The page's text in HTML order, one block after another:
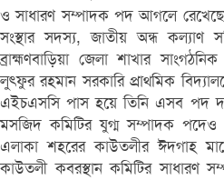
ও সাধারণ সম্পাদক পদ আগলে
সংস্থার সদস্য, জাতীয় অন্ধ কল্যাণ
ব্রাহ্মণবাড়িয়া জেলা শাখার
লুৎফুর রহমান সরকারি প্রাথমিক
এইচএসসি পাস হয়ে তিনি এসব পদ
মসজিদ কমিটির যুগ্ম সম্পাদক
এলাকা শহরের কাউতলীর ঈদগাহ
কাউতলী কবরস্থান কমিটির